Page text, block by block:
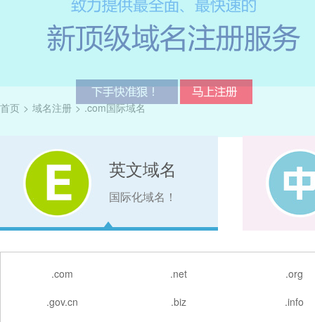
首页 > 域名注册 > .com国际域名
英文域名
国际化域名！
.com .net
.org
.gov.cn
.biz
.info